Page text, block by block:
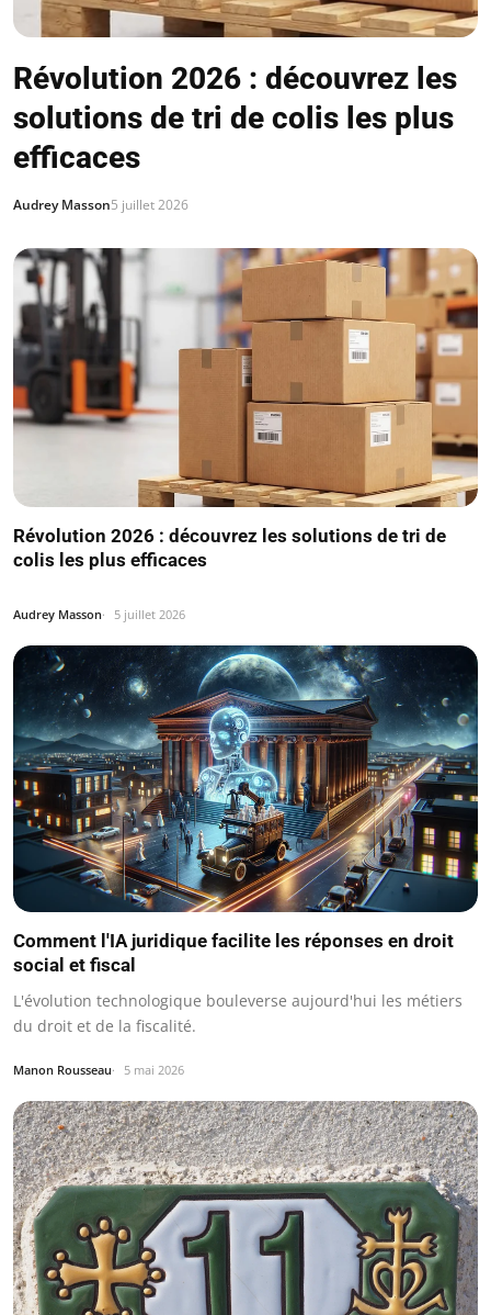
Révolution 2026 : découvrez les
solutions de tri de colis les plus
efficaces
Audrey Masson5 juillet 2026
Révolution 2026 : découvrez les solutions de tri de
colis les plus efficaces
Audrey Masson 5 juillet 2026
Comment l'IA juridique facilite les réponses en droit
social et fiscal
L'évolution technologique bouleverse aujourd'hui les métiers
du droit et de la fiscalité.
Manon Rousseau 5 mai 2026